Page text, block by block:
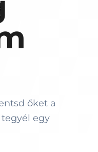
őket a
egy